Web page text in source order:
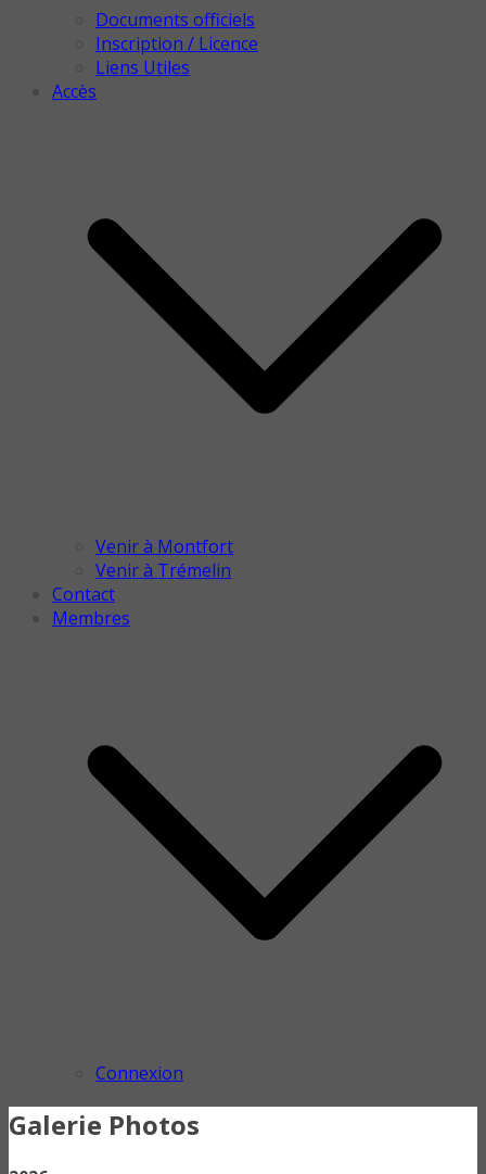
Documents officiels
Inscription / Licence
Liens Utiles
Accès
Venir à Montfort
Venir à Trémelin
Contact
Membres
Connexion
Galerie Photos